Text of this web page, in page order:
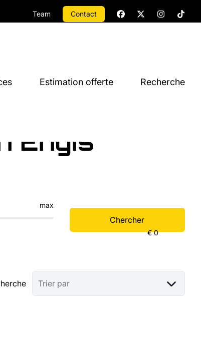
Team Contact
Estimation offerte Recherche
Engis
max
Chercher
Trier par